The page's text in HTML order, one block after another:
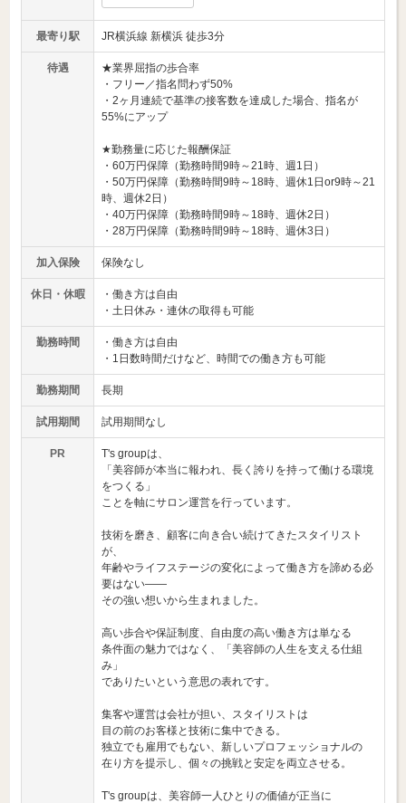
最寄り駅 JR横浜線 新横浜 徒歩3分
待遇
★業界屈指の歩合率
・フリー／指名問わず50%
・2ヶ月連続で基準の接客数を達成した場合、指名が
55%にアップ
★勤務量に応じた報酬保証
・60万円保障（勤務時間9時～21時、週1日）
・50万円保障（勤務時間9時～18時、週休1日or9時～21
時、週休2日）
・40万円保障（勤務時間9時～18時、週休2日）
・28万円保障（勤務時間9時～18時、週休3日）
加入保険 保険なし
休日・休暇
・働き方は自由
・土日休み・連休の取得も可能
勤務時間
・働き方は自由
・1日数時間だけなど、時間での働き方も可能
勤務期間 長期
試用期間 試用期間なし
PR
T's groupは、
「美容師が本当に報われ、長く誇りを持って働ける環境
をつくる」
ことを軸にサロン運営を行っています。
技術を磨き、顧客に向き合い続けてきたスタイリスト
が、
年齢やライフステージの変化によって働き方を諦める必
要はない――
その強い想いから生まれました。
高い歩合や保証制度、自由度の高い働き方は単なる
条件面の魅力ではなく、「美容師の人生を支える仕組
み」
でありたいという意思の表れです。
集客や運営は会社が担い、スタイリストは
目の前のお客様と技術に集中できる。
独立でも雇用でもない、新しいプロフェッショナルの
在り方を提示し、個々の挑戦と安定を両立させる。
T's groupは、美容師一人ひとりの価値が正当に